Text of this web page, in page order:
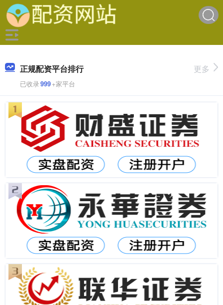
正规配资平台排行
已收录999+家平台
更多